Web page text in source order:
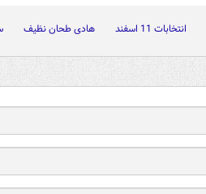
انتخابات 11 اسفند هادی طحان نظیف